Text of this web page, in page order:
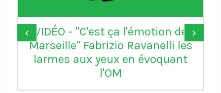
VIDÉO - "C'est ça l'émotion de
Marseille" Fabrizio Ravanelli les
larmes aux yeux en évoquant
l'OM
‹ ›